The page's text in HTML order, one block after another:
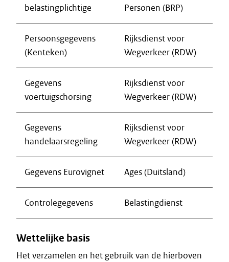
belastingplichtige
Personen (BRP)
Persoonsgegevens
(Kenteken)
Rijksdienst voor
Wegverkeer (RDW)
Gegevens
voertuigschorsing
Rijksdienst voor
Wegverkeer (RDW)
Gegevens
handelaarsregeling
Rijksdienst voor
Wegverkeer (RDW)
Gegevens Eurovignet Ages (Duitsland)
Controlegegevens Belastingdienst
Wettelijke basis
Het verzamelen en het gebruik van de hierboven